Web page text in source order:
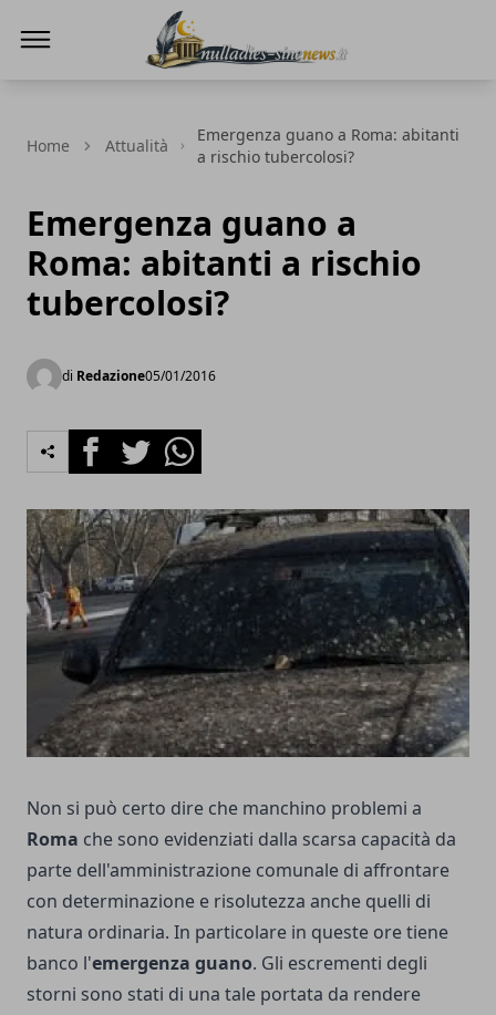
Home Attualità
Emergenza guano a Roma: abitanti
a rischio tubercolosi?
Emergenza guano a
Roma: abitanti a rischio
tubercolosi?
di Redazione05/01/2016
FacebookTwitterWhatsapp
Non si può certo dire che manchino problemi a
Roma che sono evidenziati dalla scarsa capacità da
parte dell'amministrazione comunale di affrontare
con determinazione e risolutezza anche quelli di
natura ordinaria. In particolare in queste ore tiene
banco l'emergenza guano. Gli escrementi degli
storni sono stati di una tale portata da rendere